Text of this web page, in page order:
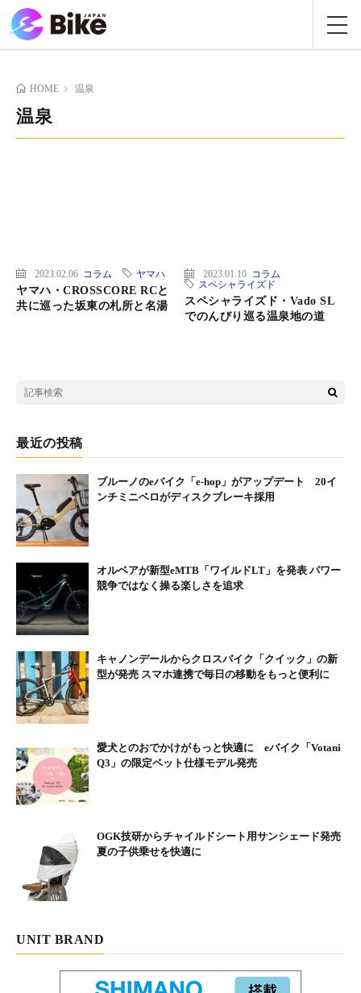
HOME 温泉
温泉
2023.02.06 コラム ヤマハ
ヤマハ・CROSSCORE RCと
共に巡った坂東の札所と名湯
2023.01.10
コラム
スペシャライズド
スペシャライズド・Vado SL
でのんびり巡る温泉地の道
最近の投稿
ブルーノのeバイク「e-hop」がアップデート 20イ
ンチミニベロがディスクブレーキ採用
オルベアが新型eMTB「ワイルドLT」を発表 パワー
競争ではなく操る楽しさを追求
キャノンデールからクロスバイク「クイック」の新
型が発売 スマホ連携で毎日の移動をもっと便利に
愛犬とのおでかけがもっと快適に eバイク「Votani
Q3」の限定ペット仕様モデル発売
OGK技研からチャイルドシート用サンシェード発売
夏の子供乗せを快適に
UNIT BRAND